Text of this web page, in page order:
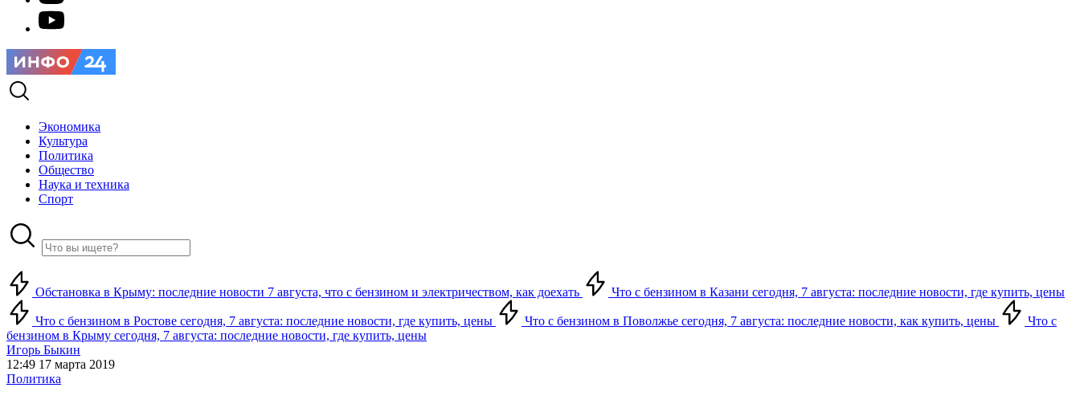
Экономика
Культура
Политика
Общество
Наука и техника
Спорт
Обстановка в Крыму: последние новости 7 августа, что с бензином и электричеством, как доехать Что с бензином в Казани сегодня, 7 августа: последние новости, где купить, цены
Что с бензином в Ростове сегодня, 7 августа: последние новости, где купить, цены Что с бензином в Поволжье сегодня, 7 августа: последние новости, как купить, цены
Что с
бензином в Крыму сегодня, 7 августа: последние новости, где купить, цены
Игорь Быкин
12:49 17 марта 2019
Политика